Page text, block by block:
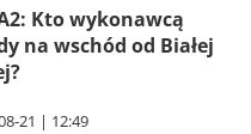
Kto wykonawcą
na wschód od Białej
21 | 12:49